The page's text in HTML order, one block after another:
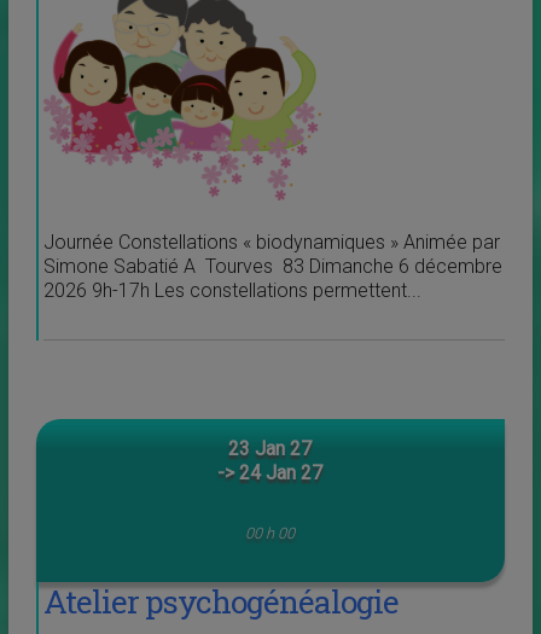
Journée Constellations « biodynamiques » Animée par
Simone Sabatié A Tourves 83 Dimanche 6 décembre
2026 9h-17h Les constellations permettent...
23 Jan 27
-> 24 Jan 27
00 h 00
Atelier psychogénéalogie